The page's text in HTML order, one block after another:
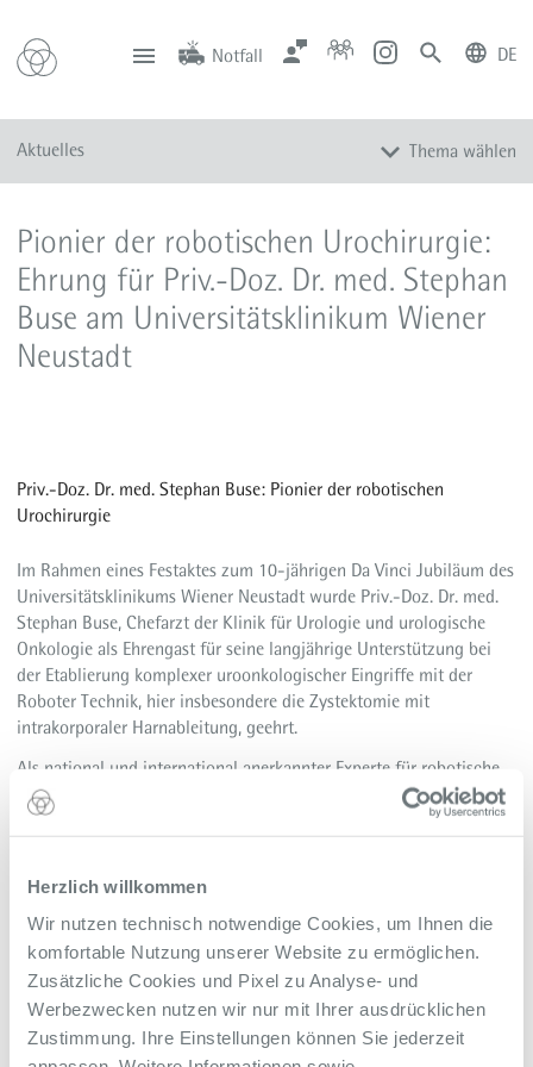
Herzlich willkommen
Wir nutzen technisch notwendige Cookies, um Ihnen die
komfortable Nutzung unserer Website zu ermöglichen.
Zusätzliche Cookies und Pixel zu Analyse- und
Werbezwecken nutzen wir nur mit Ihrer ausdrücklichen
Zustimmung. Ihre Einstellungen können Sie jederzeit
Notfall
Notfall Zentrale Anfahrt
DE
Aktuelles Thema wählen
Veranstaltungen
Newsletter
Zum Instagram-Profil
Zum YouTube-Kanal
Pionier der robotischen Urochirurgie:
Ehrung für Priv.-Doz. Dr. med. Stephan
Buse am Universitätsklinikum Wiener
Neustadt
Priv.-Doz. Dr. med. Stephan Buse: Pionier der robotischen
Urochirurgie
Im Rahmen eines Festaktes zum 10-jährigen Da Vinci Jubiläum des
Universitätsklinikums Wiener Neustadt wurde Priv.-Doz. Dr. med.
Stephan Buse, Chefarzt der Klinik für Urologie und urologische
Onkologie als Ehrengast für seine langjährige Unterstützung bei
der Etablierung komplexer uroonkologischer Eingriffe mit der
Roboter Technik, hier insbesondere die Zystektomie mit
intrakorporaler Harnableitung, geehrt.
Als national und international anerkannter Experte für robotische
Urochirurgie unterstützt Stephan Buse seit über zwei Jahrzenten
Kliniken und Teams als Proctor und Gastprofessor. Die Ehrung
LGA) sowie Ass.-Prof. Dr. Martin Haydter, FEBU Primarius Klinische
Abteilung für Urologie am UK WN vorgenommen.
Als Pionier dieser komplexen Technik laden der Chefarzt und sein
Team in diesem Jahr zumSpitzentreffen der robotischen
Urochirurgie in die Villa Hügel zum Krupp Robotic Symposiumein.
Schwerpunkt des Symposiums ist die Harnblasenentfernung mit